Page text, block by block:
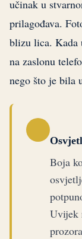
učinak u
prilagođava.
blizu lica. Kada
na zaslonu
nego što je bila
Boja
Uvijek